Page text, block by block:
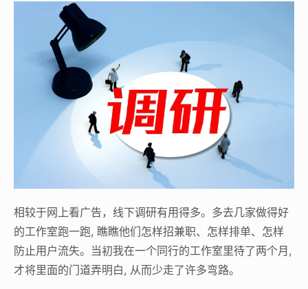
相较于网上看广告，线下调研有用得多。多去几家做得好
的工作室跑一跑, 瞧瞧他们怎样招兼职、怎样排单、怎样
防止用户流失。当初我在一个同行的工作室里待了两个月,
才将里面的门道弄明白, 从而少走了许多弯路。